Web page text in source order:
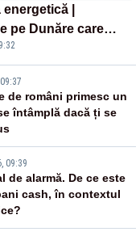
|
pe Dunăre care
Cernavodă era
lui Ceaușescu
de români primesc un
întâmplă dacă ți se
09:39
de alarmă. De ce este
cash, în contextul